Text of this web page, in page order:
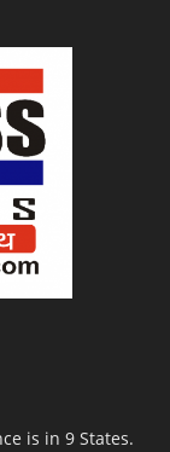
is in 9 States.